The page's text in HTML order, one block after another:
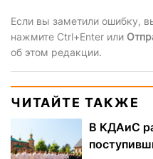
Если вы заметили ошибку,
нажмите Ctrl+Enter или
об этом редакции.
ЧИТАЙТЕ ТАКЖЕ
В КДАиС